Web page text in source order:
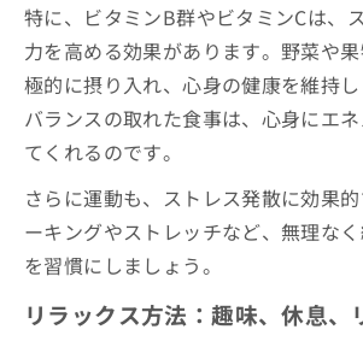
特に、ビタミンB群やビタミンCは、
力を高める効果があります。野菜や
極的に摂り入れ、心身の健康を維持
バランスの取れた食事は、心身にエ
てくれるのです。
さらに運動も、ストレス発散に効果
ーキングやストレッチなど、無理な
を習慣にしましょう。
リラックス方法：趣味、休息、